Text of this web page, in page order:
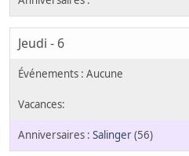
Jeudi - 6
Salinger(56)